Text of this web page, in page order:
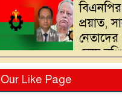
প্রয়াত,
দেলোয়ার হোসেনের পুত্র
Our Like Page